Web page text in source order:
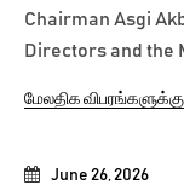
June 26, 2026
Chairman Asgi
Directors and the
மேலதிக விபரங்களுக்கு